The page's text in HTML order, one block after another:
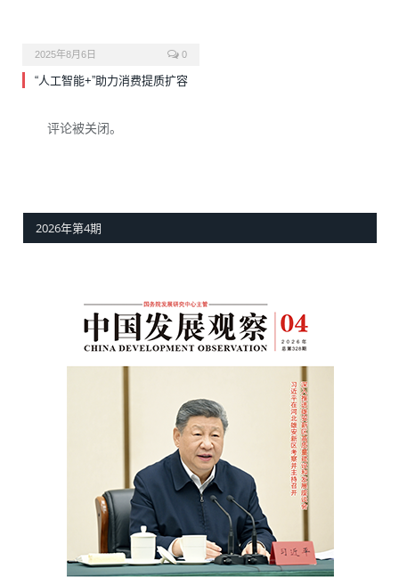
2025年8月6日 0
“人工智能+”助力消费提质扩容
评论被关闭。
2026年第4期